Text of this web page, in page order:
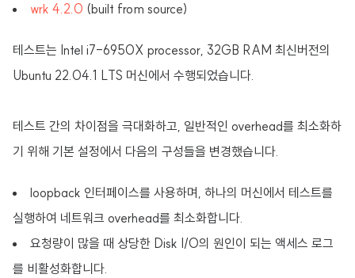
wrk 4.2.0 (built from source)
테스트는 Intel i7-6950X processor, 32GB RAM 최신버전의
Ubuntu 22.04.1 LTS 머신에서 수행되었습니다.
테스트 간의 차이점을 극대화하고, 일반적인 overhead를 최소화하
기 위해 기본 설정에서 다음의 구성들을 변경했습니다.
loopback 인터페이스를 사용하며, 하나의 머신에서 테스트를
실행하여 네트워크 overhead를 최소화합니다.
요청량이 많을 때 상당한 Disk I/O의 원인이 되는 액세스 로그
를 비활성화합니다.